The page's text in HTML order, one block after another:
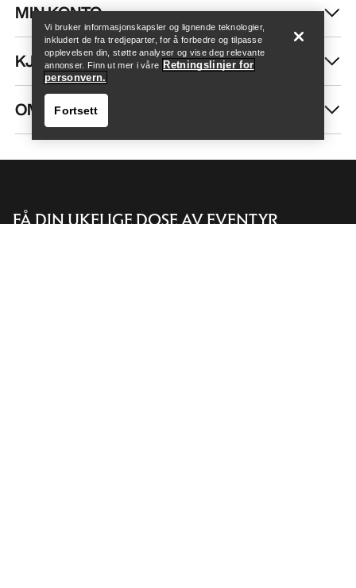
Finn butikk Help
MIN KONTO
KJØP MER
OM OSS
FÅ DIN UKELIGE DOSE AV EVENTYR
Vi bruker informasjonskapsler og lignende teknologier,
inkludert de fra tredjeparter, for å forbedre og tilpasse
opplevelsen din, støtte analyser og vise deg relevante
annonser. Finn ut mer i våre Retningslinjer for
personvern.
Fortsett